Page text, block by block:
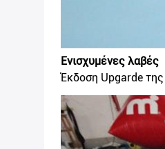
Ενισχυμένες λαβές
Έκδοση Upgarde